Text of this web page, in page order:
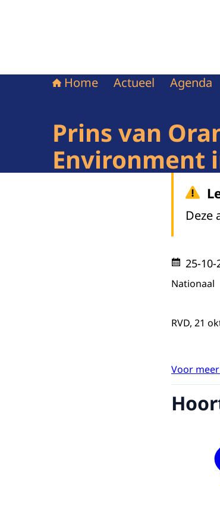
Home Actueel Agenda
Prins van
Environment
Deze
25-10-
Nationaal
RVD, 21
Voor